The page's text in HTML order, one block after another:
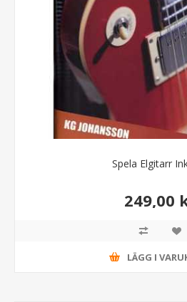
Spela Elgitarr
249,00
LÄGG I